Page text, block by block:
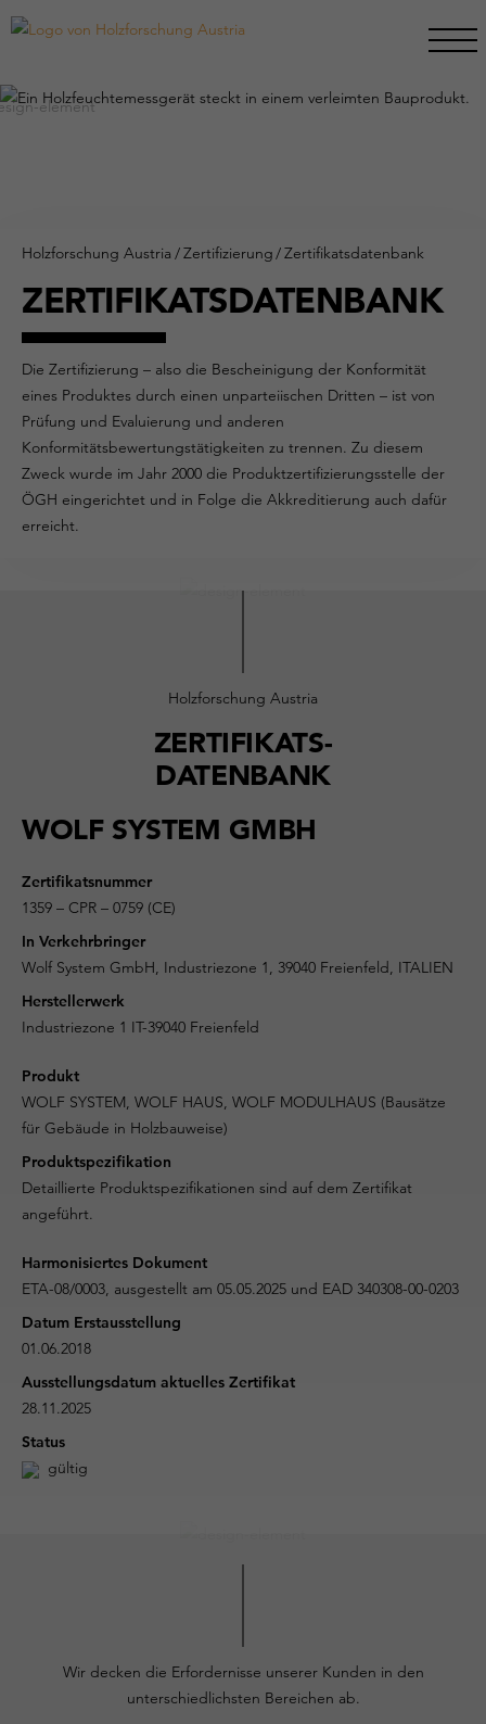
Holzforschung Austria /Zertifizierung/Zertifikatsdatenbank
ZERTIFIKATSDATENBANK
Die Zertifizierung – also die Bescheinigung der Konformität
eines Produktes durch einen unparteiischen Dritten – ist von
Prüfung und Evaluierung und anderen
Konformitätsbewertungstätigkeiten zu trennen. Zu diesem
Zweck wurde im Jahr 2000 die Produktzertifizierungsstelle der
ÖGH eingerichtet und in Folge die Akkreditierung auch dafür
erreicht.
Holzforschung Austria
ZERTIFIKATS-
DATENBANK
WOLF SYSTEM GMBH
Zertifikatsnummer
1359 – CPR – 0759 (CE)
In Verkehrbringer
Wolf System GmbH, Industriezone 1, 39040 Freienfeld, ITALIEN
Herstellerwerk
Industriezone 1 IT-39040 Freienfeld
Produkt
WOLF SYSTEM, WOLF HAUS, WOLF MODULHAUS (Bausätze
für Gebäude in Holzbauweise)
Produktspezifikation
Detaillierte Produktspezifikationen sind auf dem Zertifikat
angeführt.
Harmonisiertes Dokument
ETA-08/0003, ausgestellt am 05.05.2025 und EAD 340308-00-0203
Datum Erstausstellung
01.06.2018
Ausstellungsdatum aktuelles Zertifikat
28.11.2025
Status
gültig
Wir decken die Erfordernisse unserer Kunden in den
unterschiedlichsten Bereichen ab.